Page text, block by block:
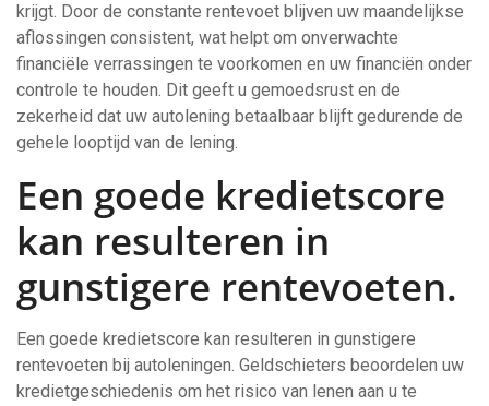
krijgt. Door de constante rentevoet blijven uw maandelijkse
aflossingen consistent, wat helpt om onverwachte
financiële verrassingen te voorkomen en uw financiën onder
controle te houden. Dit geeft u gemoedsrust en de
zekerheid dat uw autolening betaalbaar blijft gedurende de
gehele looptijd van de lening.
Een goede kredietscore
kan resulteren in
gunstigere rentevoeten.
Een goede kredietscore kan resulteren in gunstigere
rentevoeten bij autoleningen. Geldschieters beoordelen uw
kredietgeschiedenis om het risico van lenen aan u te